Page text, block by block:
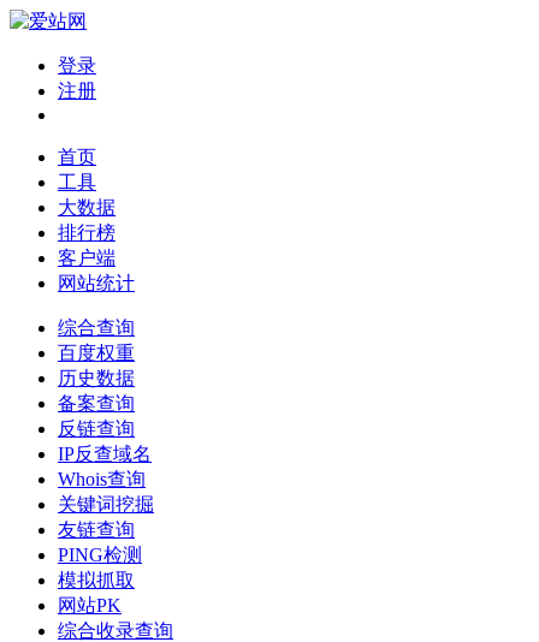
登录
注册
首页
工具
大数据
排行榜
客户端
网站统计
综合查询
百度权重
历史数据
备案查询
反链查询
IP反查域名
Whois查询
关键词挖掘
友链查询
PING检测
模拟抓取
网站PK
综合收录查询